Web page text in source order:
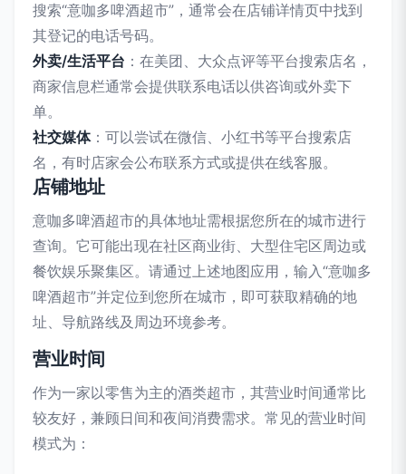
搜索“意咖多啤酒超市”，通常会在店铺详情页中找到
其登记的电话号码。
外卖/生活平台 ：在美团、大众点评等平台搜索店名，
商家信息栏通常会提供联系电话以供咨询或外卖下
单。
社交媒体：可以尝试在微信、小红书等平台搜索店
名，有时店家会公布联系方式或提供在线客服。
店铺地址
意咖多啤酒超市的具体地址需根据您所在的城市进行
查询。它可能出现在社区商业街、大型住宅区周边或
餐饮娱乐聚集区。请通过上述地图应用，输入“意咖多
啤酒超市”并定位到您所在城市，即可获取精确的地
址、导航路线及周边环境参考。
营业时间
作为一家以零售为主的酒类超市，其营业时间通常比
较友好，兼顾日间和夜间消费需求。常见的营业时间
模式为：